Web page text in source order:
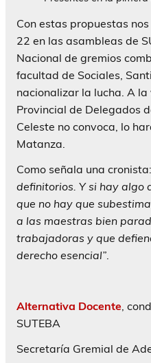
Con estas propuestas
22 en las asambleas de
Nacional de gremios
facultad de Sociales,
nacionalizar la lucha. A
Provincial de Delegados
Celeste no convoca, lo
Matanza.
Como señala una cronista:
definitorios. Y si hay algo
que no hay que
a las maestras bien
trabajadoras y que
derecho esencial”
Alternativa Docente ,
SUTEBA
Secretaría Gremial de